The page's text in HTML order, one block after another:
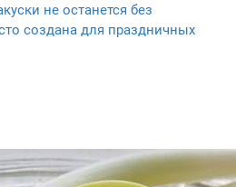
не останется без
создана для праздничных